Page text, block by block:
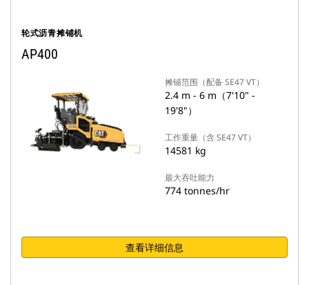
轮式沥青摊铺机
AP400
摊铺范围（配备 SE47 VT）
2.4 m - 6 m（7'10" -
19'8"）
工作重量（含 SE47 VT）
14581 kg
最大吞吐能力
774 tonnes/hr
查看详细信息